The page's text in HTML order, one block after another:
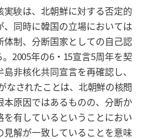
験は、北朝鮮に対する否定的
同時に韓国の立場においては
制、分断国家としての自己認
2005年の6・15宣言5周年を契
非核化共同宣言を再確認し、
なされたことは、北朝鮮の核問
原因ではあるものの、分断か
有しているということにおい
解が一致していることを意味